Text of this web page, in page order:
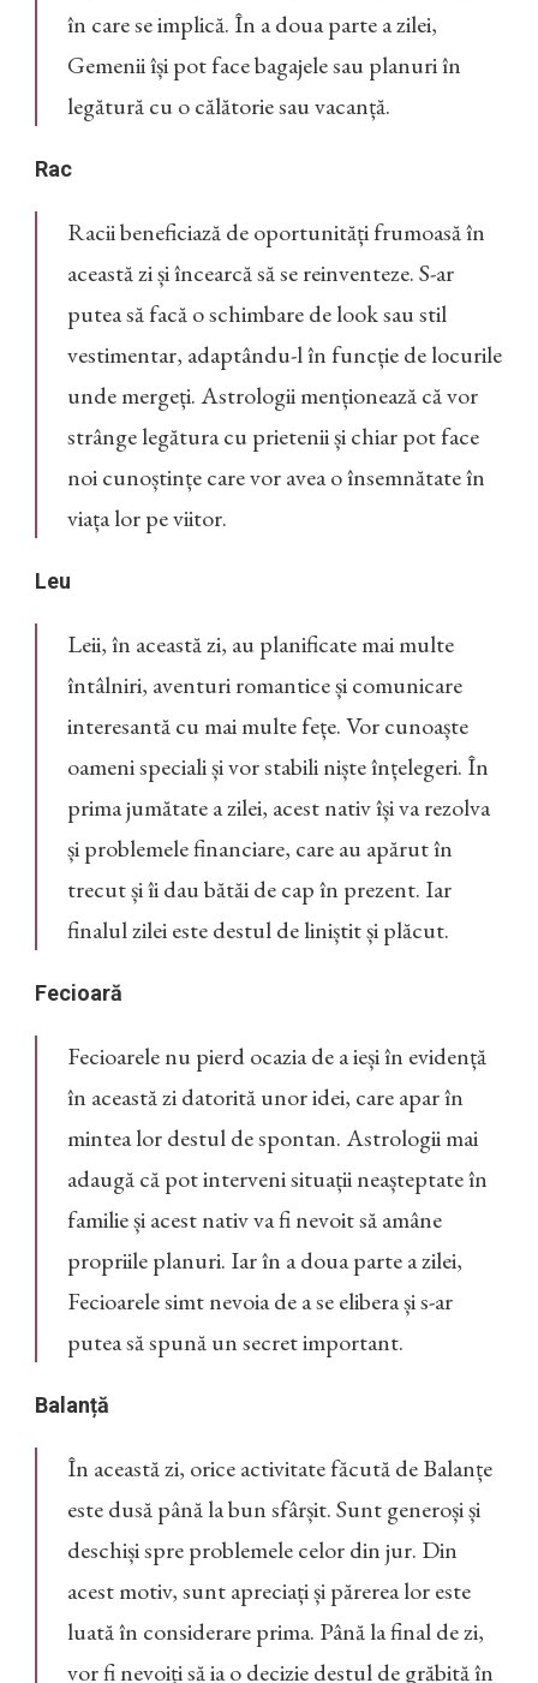
în care se implică. În a doua parte a zilei,
Gemenii își pot face bagajele sau planuri în
legătură cu o călătorie sau vacanță.
Rac
Racii beneficiază de oportunități frumoasă în
această zi și încearcă să se reinventeze. S-ar
putea să facă o schimbare de look sau stil
vestimentar, adaptându-l în funcție de locurile
unde mergeți. Astrologii menționează că vor
strânge legătura cu prietenii și chiar pot face
noi cunoștințe care vor avea o însemnătate în
viața lor pe viitor.
Leu
Leii, în această zi, au planificate mai multe
întâlniri, aventuri romantice și comunicare
interesantă cu mai multe fețe. Vor cunoaște
oameni speciali și vor stabili niște înțelegeri. În
prima jumătate a zilei, acest nativ își va rezolva
și problemele financiare, care au apărut în
trecut și îi dau bătăi de cap în prezent. Iar
finalul zilei este destul de liniștit și plăcut.
Fecioară
Fecioarele nu pierd ocazia de a ieși în evidență
în această zi datorită unor idei, care apar în
mintea lor destul de spontan. Astrologii mai
adaugă că pot interveni situații neașteptate în
familie și acest nativ va fi nevoit să amâne
propriile planuri. Iar în a doua parte a zilei,
Fecioarele simt nevoia de a se elibera și s-ar
putea să spună un secret important.
Balanță
În această zi, orice activitate făcută de Balanțe
este dusă până la bun sfârșit. Sunt generoși și
deschiși spre problemele celor din jur. Din
acest motiv, sunt apreciați și părerea lor este
luată în considerare prima. Până la final de zi,
vor fi nevoiți să ia o decizie destul de grăbită în